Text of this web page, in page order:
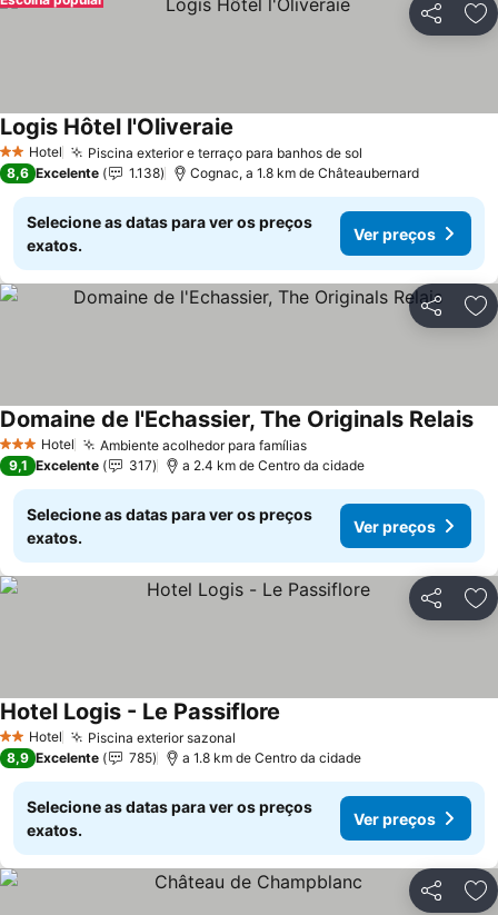
Partilhar
2 Estrelas
Hotel Piscina exterior e terraço para banhos de sol
Logis Hôtel l'Oliveraie
8,6 Excelente 1.138 Cognac, a 1.8 km de Châteaubernard
Selecione as datas para ver os preços
exatos.
Ver preços
Partilhar
3 EstrelasHotel Ambiente acolhedor para famíliasVer preços
Domaine de l'Echassier, The Originals Relais
9,1 Excelente 317 a 2.4 km de Centro da cidade
Selecione as datas para ver os preços
exatos.
Ver preços
Partilhar
2 Estrelas
Hotel Piscina exterior sazonal
Hotel Logis - Le Passiflore
8,9 Excelente 785 a 1.8 km de Centro da cidade
Selecione as datas para ver os preços
exatos.
Ver preços
Partilhar